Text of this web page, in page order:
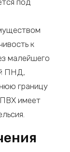
к
малейшего
ПНД,
границу
имеет